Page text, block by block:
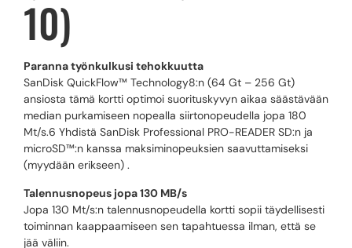
10)
Paranna työnkulkusi tehokkuutta
SanDisk QuickFlow™ Technology8:n (64 Gt – 256 Gt)
ansiosta tämä kortti optimoi suorituskyvyn aikaa säästävään
median purkamiseen nopealla siirtonopeudella jopa 180
Mt/s.6 Yhdistä SanDisk Professional PRO-READER SD:n ja
microSD™:n kanssa maksiminopeuksien saavuttamiseksi
(myydään erikseen) .
Talennusnopeus jopa 130 MB/s
Jopa 130 Mt/s:n talennusnopeudella kortti sopii täydellisesti
toiminnan kaappaamiseen sen tapahtuessa ilman, että se
jää väliin.